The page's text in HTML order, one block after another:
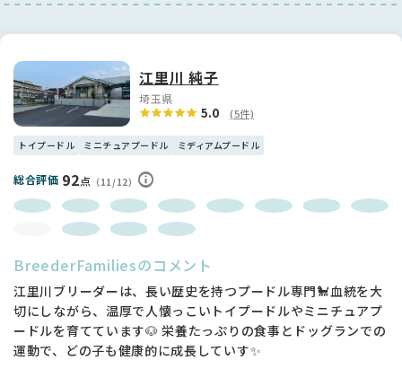
江里川 純子
埼玉県
5.0 (5件)
トイプードル ミニチュアプードル ミディアムプードル
総合評価 92点 （11/12）
BreederFamiliesのコメント
江里川ブリーダーは、長い歴史を持つプードル専門🐩血統を大
切にしながら、温厚で人懐っこいトイプードルやミニチュアプ
ードルを育てています🐶 栄養たっぷりの食事とドッグランでの
運動で、どの子も健康的に成長していす✨